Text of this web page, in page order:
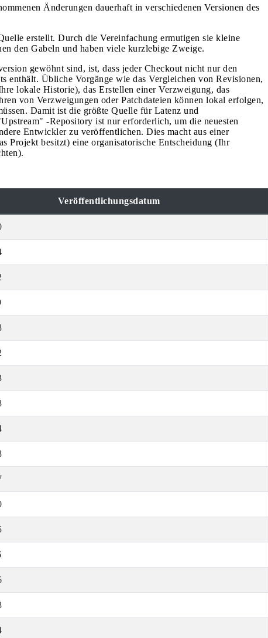
Änderungen dauerhaft in verschiedenen Versionen des
erstellt. Durch die Vereinfachung ermutigen sie kleine
den Gabeln und haben viele kurzlebige Zweige.
gewöhnt sind, ist, dass jeder Checkout nicht nur den
enthält. Übliche Vorgänge wie das Vergleichen von Revisionen,
lokale Historie), das Erstellen einer Verzweigung, das
von Verzweigungen oder Patchdateien können lokal erfolgen,
Damit ist die größte Quelle für Latenz und
-Repository ist nur erforderlich, um die neuesten
Entwickler zu veröffentlichen. Dies macht aus einer
Projekt besitzt) eine organisatorische Entscheidung (Ihr
Veröffentlichungsdatum